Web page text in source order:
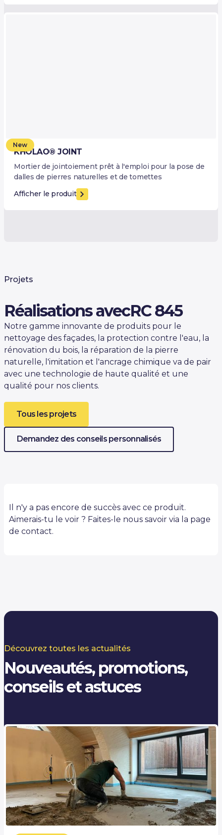
New
KHOLAO® JOINT
Mortier de jointoiement prêt à l'emploi pour la pose de
dalles de pierres naturelles et de tomettes
Afficher le produit
Projets
Réalisations avecRC 845
Notre gamme innovante de produits pour le
nettoyage des façades, la protection contre l'eau, la
rénovation du bois, la réparation de la pierre
naturelle, l'imitation et l'ancrage chimique va de pair
avec une technologie de haute qualité et une
qualité pour nos clients.
Tous les projets
Demandez des conseils personnalisés
Il n'y a pas encore de succès avec ce produit.
Aimerais-tu le voir ? Faites-le nous savoir via la page
de contact.
Découvrez toutes les actualités
Nouveautés, promotions,
conseils et astuces